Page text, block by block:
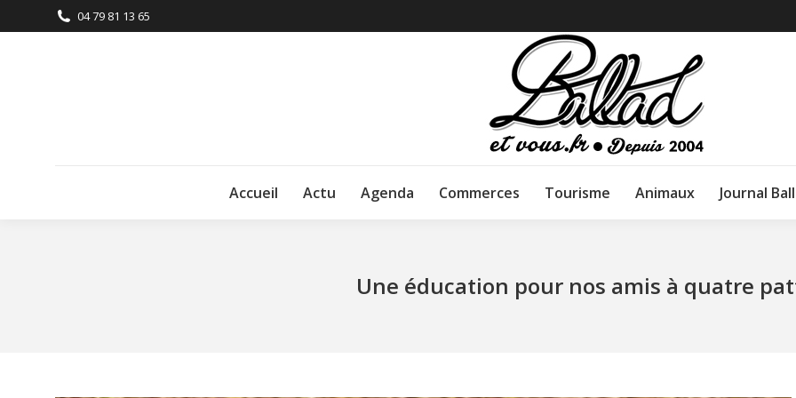
04 79 81 13 65
Accueil Actu Agenda Commerces Tourisme Animaux Journal
Une éducation pour nos amis à quatre